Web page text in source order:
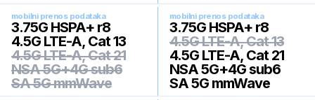
mobilni prenos podataka
3.75G HSPA+ r8
4.5G LTE-A, Cat 13
4.5G LTE-A, Cat 21
NSA 5G+4G sub6
SA 5G mmWave
mobilni prenos podataka
3.75G HSPA+ r8
4.5G LTE-A, Cat 13
4.5G LTE-A, Cat 21
NSA 5G+4G sub6
SA 5G mmWave